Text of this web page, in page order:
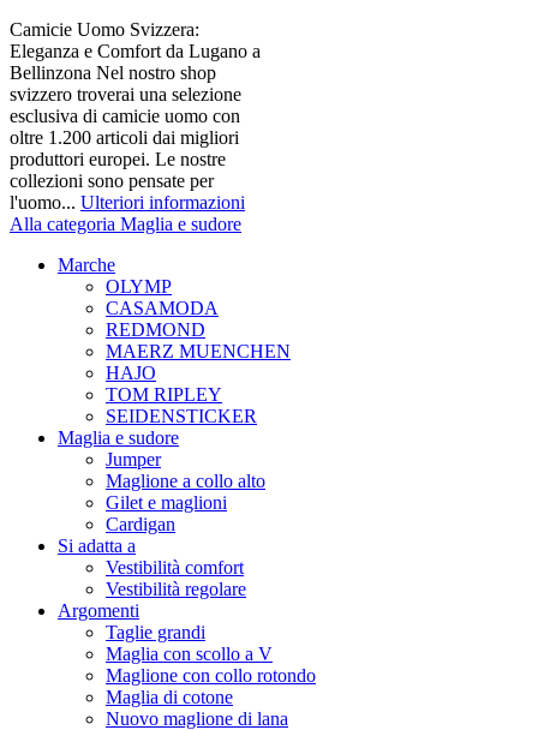
Camicie Uomo Svizzera:
Eleganza e Comfort da Lugano a
Bellinzona Nel nostro shop
svizzero troverai una selezione
esclusiva di camicie uomo con
oltre 1.200 articoli dai migliori
produttori europei. Le nostre
collezioni sono pensate per
l'uomo... Ulteriori informazioni
Alla categoria Maglia e sudore
Marche
OLYMP
CASAMODA
REDMOND
MAERZ MUENCHEN
HAJO
TOM RIPLEY
SEIDENSTICKER
Maglia e sudore
Jumper
Maglione a collo alto
Gilet e maglioni
Cardigan
Si adatta a
Vestibilità comfort
Vestibilità regolare
Argomenti
Taglie grandi
Maglia con scollo a V
Maglione con collo rotondo
Maglia di cotone
Nuovo maglione di lana